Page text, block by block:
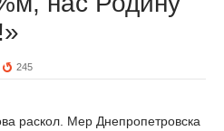
245
раскол. Мер Днепропетровска